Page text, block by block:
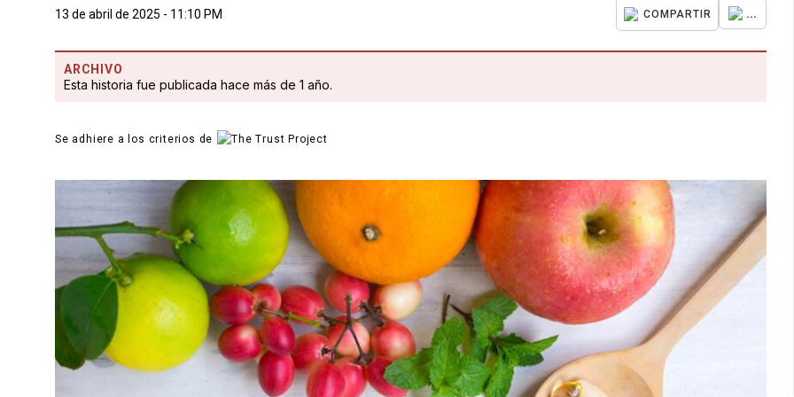
13 de abril de 2025 - 11:10 PM COMPARTIR ...
ARCHIVO
Esta historia fue publicada hace más de 1 año.
Se adhiere a los criterios de